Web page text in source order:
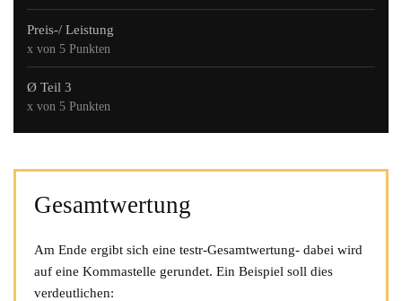
Preis-/ Leistung
x von 5 Punkten
Ø Teil 3
x von 5 Punkten
Gesamtwertung
Am Ende ergibt sich eine testr-Gesamtwertung- dabei wird
auf eine Kommastelle gerundet. Ein Beispiel soll dies
verdeutlichen: